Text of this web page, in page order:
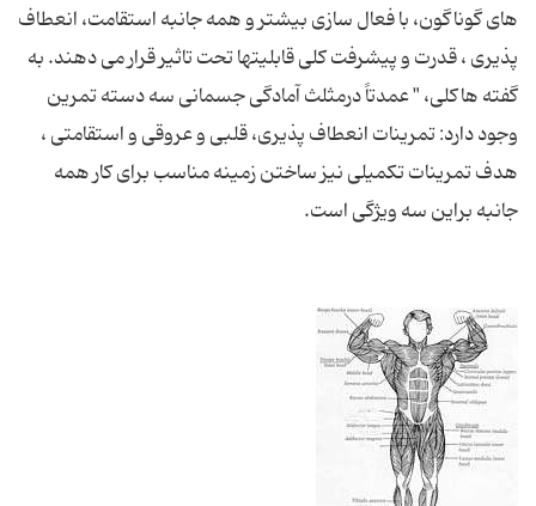
های گوناگون، با فعال سازی بیشتر و همه جانبه استقامت، انعطاف
پذیری ، قدرت و پیشرفت كلی قابلیتها تحت تاثیر قرار می دهند. به
گفته هاكلی، " عمدتاً درمثلث آمادگی جسمانی سه دسته تمرین
وجود دارد: تمرینات انعطاف پذیری، قلبی و عروقی و استقامتی ،
هدف تمرینات تكمیلی نیز ساختن زمینه مناسب برای كار همه
جانبه براین سه ویژگی است.